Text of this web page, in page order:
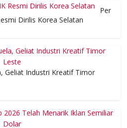
Per
Dirilis Korea Selatan
Geliat Industri Kreatif Timor